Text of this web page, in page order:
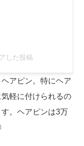
した投稿
アピン。特にヘア
軽に付けられるの
。ヘアピンは3万